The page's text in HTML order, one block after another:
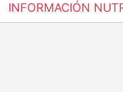
INFORMACIÓN